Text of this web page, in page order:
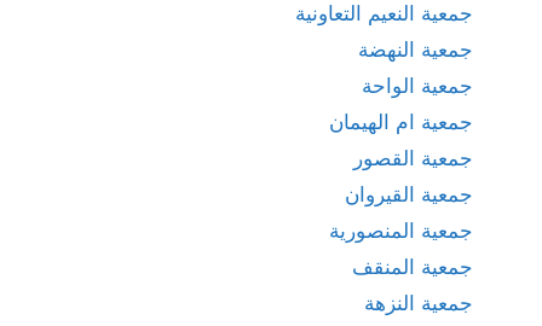
جمعية النعيم التعاونية
جمعية النهضة
جمعية الواحة
جمعية ام الهيمان
جمعية القصور
جمعية القيروان
جمعية المنصورية
جمعية المنقف
جمعية النزهة